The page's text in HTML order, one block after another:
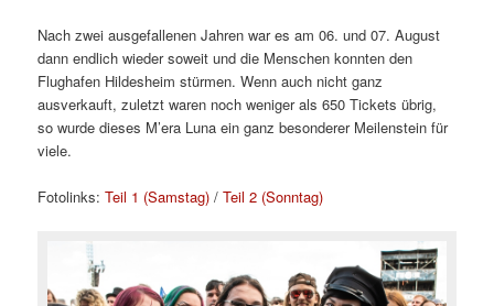
Nach zwei ausgefallenen Jahren war es am 06. und 07. August
dann endlich wieder soweit und die Menschen konnten den
Flughafen Hildesheim stürmen. Wenn auch nicht ganz
ausverkauft, zuletzt waren noch weniger als 650 Tickets übrig,
so wurde dieses M’era Luna ein ganz besonderer Meilenstein für
viele.
Fotolinks:Teil 1 (Samstag) /Teil 2 (Sonntag)